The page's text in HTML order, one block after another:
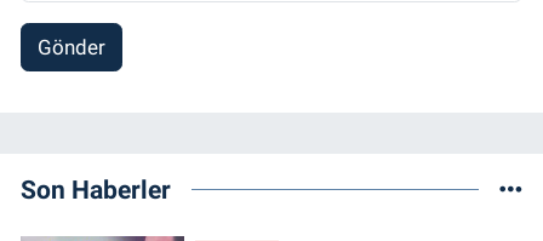
Gönder
Son Haberler